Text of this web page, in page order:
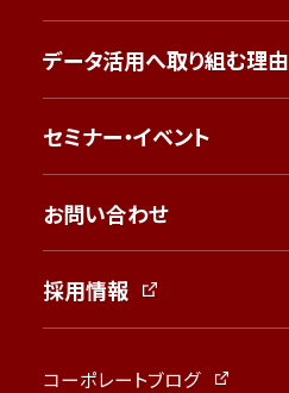
データ活用へ取り組む理由
セミナー・イベント
お問い合わせ
採用情報
コーポレートブログ